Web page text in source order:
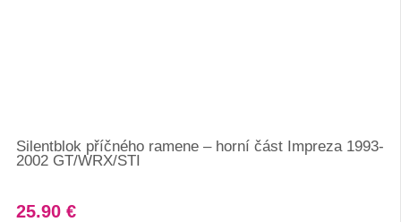
Silentblok příčného ramene – horní část Impreza 1993-
2002 GT/WRX/STI
25.90 €